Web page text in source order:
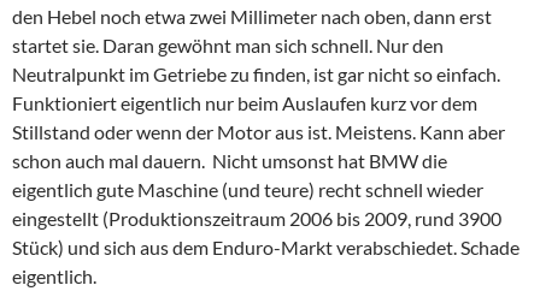
den Hebel noch etwa zwei Millimeter nach oben, dann erst
startet sie. Daran gewöhnt man sich schnell. Nur den
Neutralpunkt im Getriebe zu finden, ist gar nicht so einfach.
Funktioniert eigentlich nur beim Auslaufen kurz vor dem
Stillstand oder wenn der Motor aus ist. Meistens. Kann aber
schon auch mal dauern. Nicht umsonst hat BMW die
eigentlich gute Maschine (und teure) recht schnell wieder
eingestellt (Produktionszeitraum 2006 bis 2009, rund 3900
Stück) und sich aus dem Enduro-Markt verabschiedet. Schade
eigentlich.